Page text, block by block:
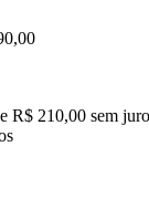
,00
R$ 210,00 sem